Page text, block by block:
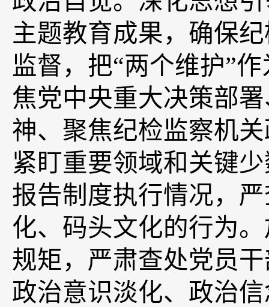
主题教育成果，确保
监督，把“两个维护”
焦党中央重大决策部
神、聚焦纪检监察机
紧盯重要领域和关键
报告制度执行情况，
化、码头文化的行为
规矩，严肃查处党员
政治意识淡化、政治